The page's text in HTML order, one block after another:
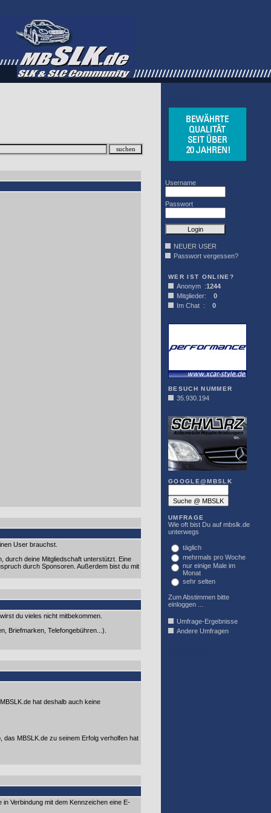
User brauchst.
durch deine Mitgliedschaft unterstützt. Eine
durch Sponsoren. Außerdem bist du mit
du vieles nicht mitbekommen.
Briefmarken, Telefongebühren...).
hat deshalb auch keine
MBSLK.de zu seinem Erfolg verholfen hat
Verbindung mit dem Kennzeichen eine E-
Username
Passwort
NEUER USER
Passwort vergessen?
WER IST ONLINE?
Anonym :1244
Mitglieder: 0
Im Chat : 0
BESUCH NUMMER
35.930.194
GOOGLE@MBSLK
UMFRAGE
Wie oft bist Du auf mbslk.de
unterwegs
täglich
mehrmals pro Woche
nur einige Male im
Monat
sehr selten
Zum Abstimmen bitte
einloggen ...
Umfrage-Ergebnisse
Andere Umfragen